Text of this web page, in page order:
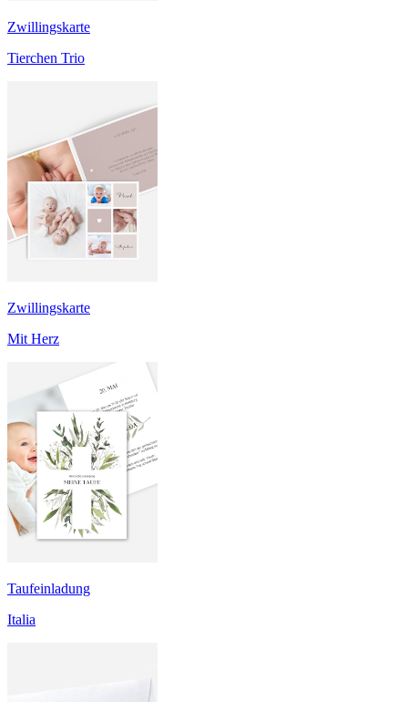
Zwillingskarte
Tierchen Trio
Zwillingskarte
Mit Herz
Taufeinladung
Italia